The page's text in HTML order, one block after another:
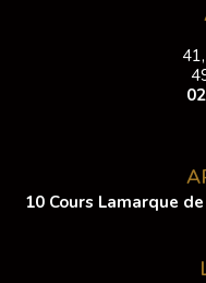
10 Cours Lamarque